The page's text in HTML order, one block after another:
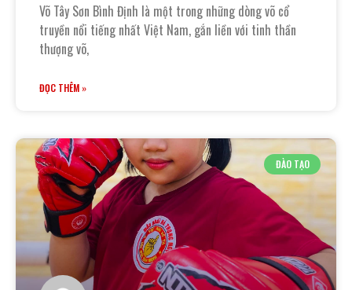
Võ Tây Sơn Bình Định là một trong những dòng võ cổ
truyền nổi tiếng nhất Việt Nam, gắn liền với tinh thần
thượng võ,
ĐỌC THÊM »
ĐÀO TẠO